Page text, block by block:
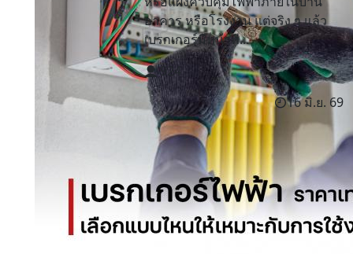
อาคาร หรือโรงงาน แต่จริง ๆ แล้ว
เบรกเกอร์มีหน้าที...
924
16 มิ.ย. 69